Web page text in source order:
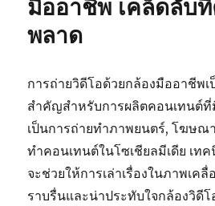
มืออาชีพ เคล็ดลับ
พลาด
การถ่ายวิดีโอด้วยกล้องมืออาชีพ
สำคัญสำหรับการผลิตคอนเทนต์
เป็นการถ่ายทำภาพยนตร์, โฆษณ
ทำคอนเทนต์ในโซเชียลมีเดีย เท
จะช่วยให้การเล่าเรื่องในภาพเคลื่
ราบรื่นและน่าประทับใจกล้องวิดี